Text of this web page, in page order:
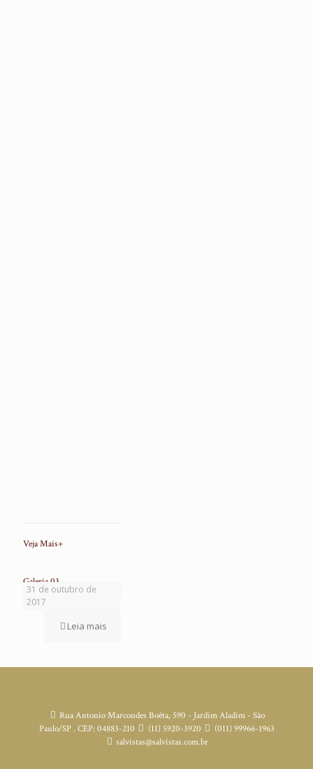
Veja Mais+
31 de outubro de
2017
Galeria 03
Leia mais
Rua Antonio Marcondes Boêta, 590 - Jardim Aladim - São
Paulo/SP . CEP: 04883-210
(11) 5920-3920
(011) 99966-1963
salvistas@salvistas.com.br